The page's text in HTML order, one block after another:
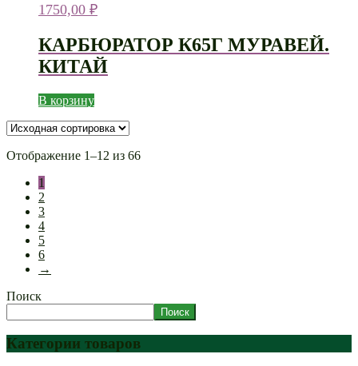
1750,00 ₽
КАРБЮРАТОР К65Г МУРАВЕЙ.
КИТАЙ
В корзину
Отображение 1–12 из 66
1
2
3
4
5
6
→
Поиск
Поиск
Категории товаров